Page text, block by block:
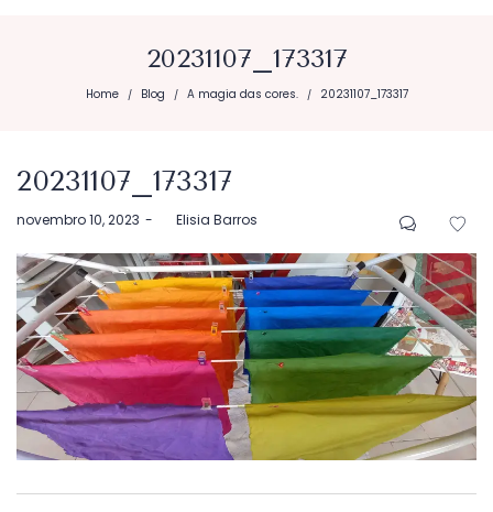
20231107_173317
Home / Blog / A magia das cores. / 20231107_173317
20231107_173317
Postado
novembro 10, 2023 byElisia Barros